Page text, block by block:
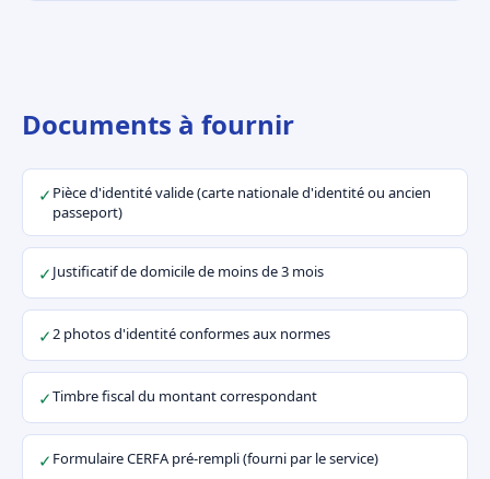
Documents à fournir
✓ Pièce d'identité valide (carte nationale d'identité ou ancien
passeport)
✓Justificatif de domicile de moins de 3 mois
✓2 photos d'identité conformes aux normes
✓Timbre fiscal du montant correspondant
✓ Formulaire CERFA pré-rempli (fourni par le service)